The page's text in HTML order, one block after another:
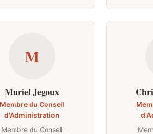
M
Muriel Jegoux
Membre du Conseil
d'Administration
Membre du Conseil